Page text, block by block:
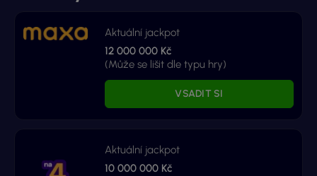
Aktuální jackpot
12 000 000 Kč
(Může se lišit dle typu hry)
VSADIT SI
Aktuální jackpot
10 000 000 Kč